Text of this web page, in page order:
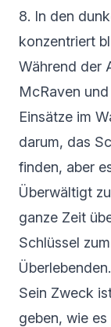
8. In den
konzentriert
Während der
McRaven
Einsätze im
darum, das
finden, aber
Überwältigt
ganze Zeit
Schlüssel
Überlebenden.
Sein Zweck
geben, wie